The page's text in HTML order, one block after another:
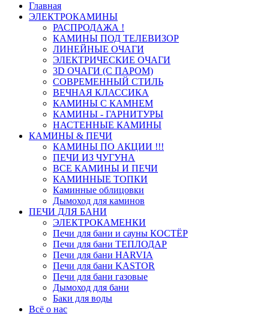
Главная
ЭЛЕКТРОКАМИНЫ
РАСПРОДАЖА !
КАМИНЫ ПОД ТЕЛЕВИЗОР
ЛИНЕЙНЫЕ ОЧАГИ
ЭЛЕКТРИЧЕСКИЕ ОЧАГИ
3D ОЧАГИ (С ПАРОМ)
СОВРЕМЕННЫЙ СТИЛЬ
ВЕЧНАЯ КЛАССИКА
КАМИНЫ С КАМНЕМ
КАМИНЫ - ГАРНИТУРЫ
НАСТЕННЫЕ КАМИНЫ
КАМИНЫ & ПЕЧИ
КАМИНЫ ПО АКЦИИ !!!
ПЕЧИ ИЗ ЧУГУНА
ВСЕ КАМИНЫ И ПЕЧИ
КАМИННЫЕ ТОПКИ
Каминные облицовки
Дымоход для каминов
ПЕЧИ ДЛЯ БАНИ
ЭЛЕКТРОКАМЕНКИ
Печи для бани и сауны КОСТЁР
Печи для бани ТЕПЛОДАР
Печи для бани HARVIA
Печи для бани KASTOR
Печи для бани газовые
Дымоход для бани
Баки для воды
Всё о нас